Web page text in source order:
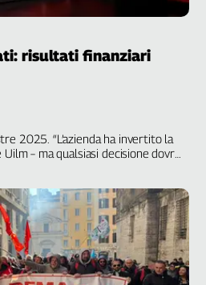
risultati finanziari
2025. “L’azienda ha invertito la
– ma qualsiasi decisione dovrà